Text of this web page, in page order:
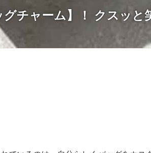
チャーム】！ クスッと